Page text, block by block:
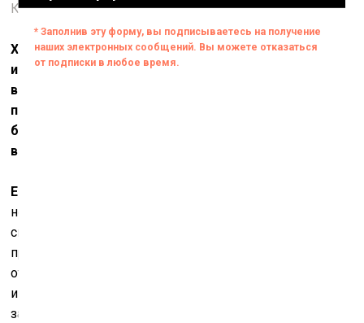
Композиция #2. 2007. Литьё, алюминий, эмаль
Художественный языкAES+Fсовмещает
изобразительные приёмы XVII века с техникой XXI
века. Барокко было в 1990-е годы актуализировано
постмодернизмом. Как вы считаете, сейчас
барочный период продолжается или уже наступило
время рококо?
Евгений Святский:
не делится на периоды, не связанные между собой, –
скорее, это река, в чьём потоке продолжают
присутствовать все впавшие в неё ручьи, и их легко
отследить. Вы замечали, как в современной
иконографии, в рекламе или кино, присутствуют
законы композиции, открытые в эпоху Ренессанса,